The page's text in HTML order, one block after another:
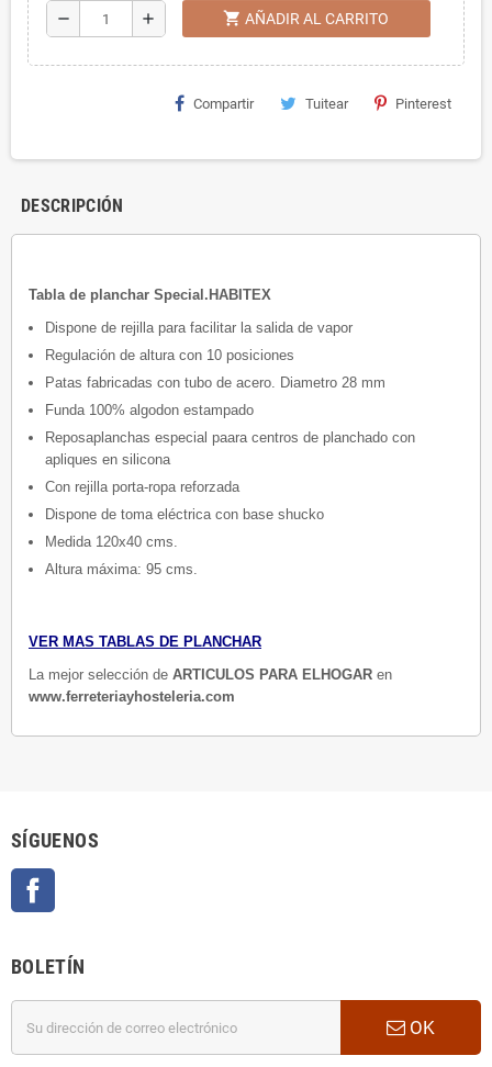
remove add shopping_cart AÑADIR AL CARRITO
Compartir Tuitear Pinterest
DESCRIPCIÓN
Tabla de planchar Special.HABITEX
Dispone de rejilla para facilitar la salida de vapor
Regulación de altura con 10 posiciones
Patas fabricadas con tubo de acero. Diametro 28 mm
Funda 100% algodon estampado
Reposaplanchas especial paara centros de planchado con
apliques en silicona
Con rejilla porta-ropa reforzada
Dispone de toma eléctrica con base shucko
Medida 120x40 cms.
Altura máxima: 95 cms.
VER MAS TABLAS DE PLANCHAR
La mejor selección de ARTICULOS PARA ELHOGAR en
www.ferreteriayhosteleria.com
SÍGUENOS
BOLETÍN
OK